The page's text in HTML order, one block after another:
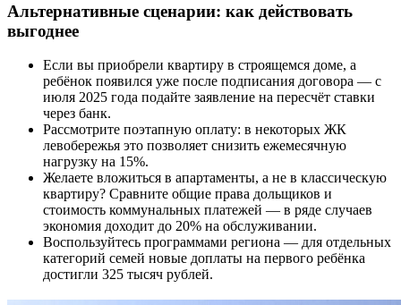
Альтернативные сценарии: как действовать
выгоднее
Если вы приобрели квартиру в строящемся доме, а
ребёнок появился уже после подписания договора — с
июля 2025 года подайте заявление на пересчёт ставки
через банк.
Рассмотрите поэтапную оплату: в некоторых ЖК
левобережья это позволяет снизить ежемесячную
нагрузку на 15%.
Желаете вложиться в апартаменты, а не в классическую
квартиру? Сравните общие права дольщиков и
стоимость коммунальных платежей — в ряде случаев
экономия доходит до 20% на обслуживании.
Воспользуйтесь программами региона — для отдельных
категорий семей новые доплаты на первого ребёнка
достигли 325 тысяч рублей.